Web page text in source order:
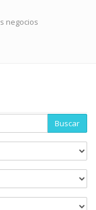
negocios
Buscar